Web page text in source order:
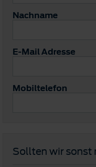
Nachname
E-Mail Adresse
Mobiltelefon
Sollten wir sonst